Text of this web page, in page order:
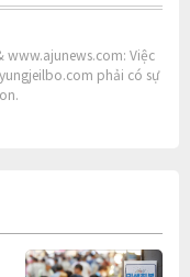
www.ajunews.com: Việc
phải có sự